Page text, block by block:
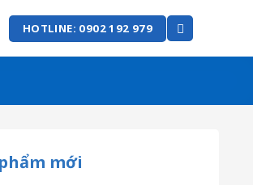
HOTLINE: 0902 192 979
mới